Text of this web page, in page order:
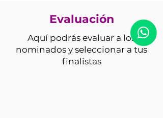
Evaluación
Aquí podrás evaluar a los
nominados y seleccionar a tus
finalistas